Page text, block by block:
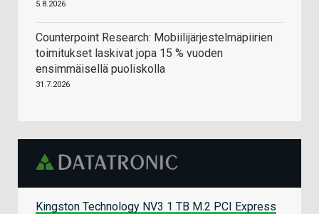
5.8.2026
Counterpoint Research: Mobiilijärjestelmäpiirien
toimitukset laskivat jopa 15 % vuoden
ensimmäisellä puoliskolla
31.7.2026
Kingston Technology NV3 1 TB M.2 PCI Express